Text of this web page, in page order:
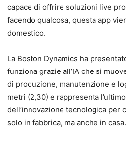
capace di offrire soluzioni live
facendo qualcosa, questa app
domestico.
La Boston Dynamics ha
funziona grazie all’IA che si
di produzione, manutenzione e
metri (2,30) e rappresenta
dell’innovazione tecnologica per
solo in fabbrica, ma anche in casa.